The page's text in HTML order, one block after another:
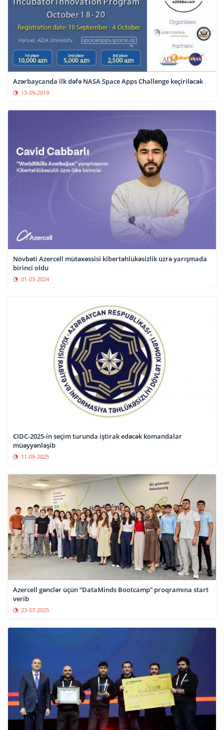
Azərbaycanda ilk dəfə NASA Space Apps Challenge keçiriləcək
13-09-2019
Növbəti Azercell mütəxəssisi kibertəhlükəsizlik üzrə yarışmada
birinci oldu
01-03-2024
CIDC-2025-in seçim turunda iştirak edəcək komandalar
müəyyənləşib
11-09-2025
Azercell gənclər üçün “DataMinds Bootcamp” proqramına start
verib
23-07-2025